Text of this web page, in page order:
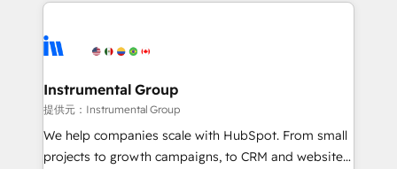
Ongoing Management: Monthly tune-ups, feature
rollouts, adoption coaching. Buying HubSpot,
built for the work.
winning design to build scalable, globally
marketing campaigns, & RevOps frameworks that
fuel long-term success We connect the entire
customer lifecycle through seamless integrations,
ensure long-term adoption with change-
Instrumental Group
提供元：Instrumental Group
We help companies scale with HubSpot. From small
projects to growth campaigns, to CRM and websites.